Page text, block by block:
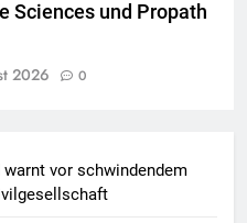
Sciences und Propath
2026 0
vor schwindendem